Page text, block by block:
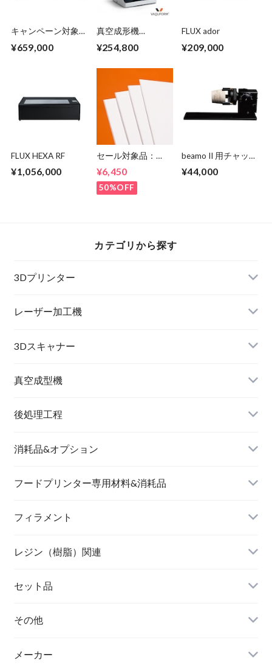
キャンペーン対象
II - 2
¥659,000
真空成形機
¥254,800
FLUX ador
¥209,000
FLUX HEXA RF
¥1,056,000
セール対象品：
ト HIPS 白
¥6,450
50%OFF
beamo II 用チャック
¥44,000
カテゴリから探す
3Dプリンター
レーザー加工機
3Dスキャナー
真空成型機
後処理工程
消耗品&オプション
フードプリンター専用材料&消耗品
フィラメント
レジン（樹脂）関連
セット品
その他
メーカー